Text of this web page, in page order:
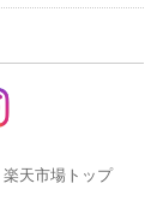
楽天市場トップ